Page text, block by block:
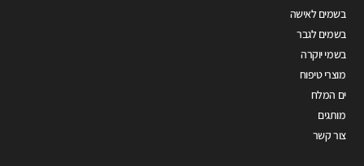
בשמים לאישה
בשמים לגבר
בשמי יוקרה
מוצרי טיפוח
ים המלח
מותגים
צור קשר